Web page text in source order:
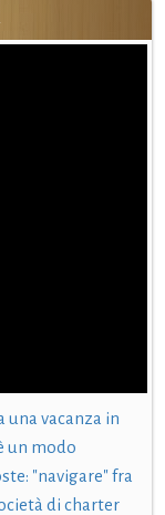
una vacanza in
un modo
"navigare" fra
di charter